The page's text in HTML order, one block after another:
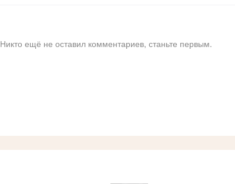
Никто ещё не оставил комментариев, станьте первым.